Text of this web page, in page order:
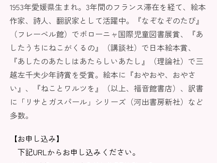
1953年愛媛県生まれ。3年間のフランス滞在を経て、絵本
作家、詩人、翻訳家として活躍中。『なぞなぞのたび』
（フレーベル館）でボローニャ国際児童図書展賞、『あ
したうちにねこがくるの』（講談社）で日本絵本賞、
『あしたのあたしはあたらしいあたし』（理論社）で三
越左千夫少年詩賞を受賞。絵本に『おやおや、おやさ
い』、『ねことワルツを』（以上、福音館書店）、訳書
に「リサとガスパール」シリーズ（河出書房新社）など
多数。
【お申し込み】
下記URLからお申し込みください。